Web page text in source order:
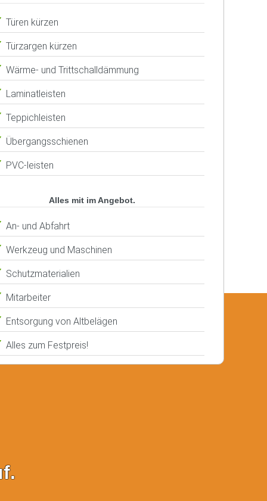
Türen kürzen
Türzargen kürzen
Wärme- und Trittschalldämmung
Laminatleisten
Teppichleisten
Übergangsschienen
PVC-leisten
Alles mit im Angebot.
An- und Abfahrt
Werkzeug und Maschinen
Schutzmaterialien
Mitarbeiter
Entsorgung von Altbelägen
Alles zum Festpreis!